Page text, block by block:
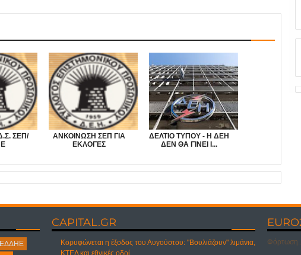
ΣΕΠ/
ΑΝΚΟΙΝΩΣΗ ΣΕΠ ΓΙΑ
ΕΚΛΟΓΕΣ
ΔΕΛΤΙΟ ΤΥΠΟΥ - Η ΔΕΗ
ΔΕΝ ΘΑ ΓΙΝΕΙ Ι...
CAPITAL.GR
Κορυφώνεται η έξοδος του Αυγούστου: "Βουλιάζουν" λιμάνια,
ΚΤΕΛ και εθνικές οδοί
Φόρτωση...